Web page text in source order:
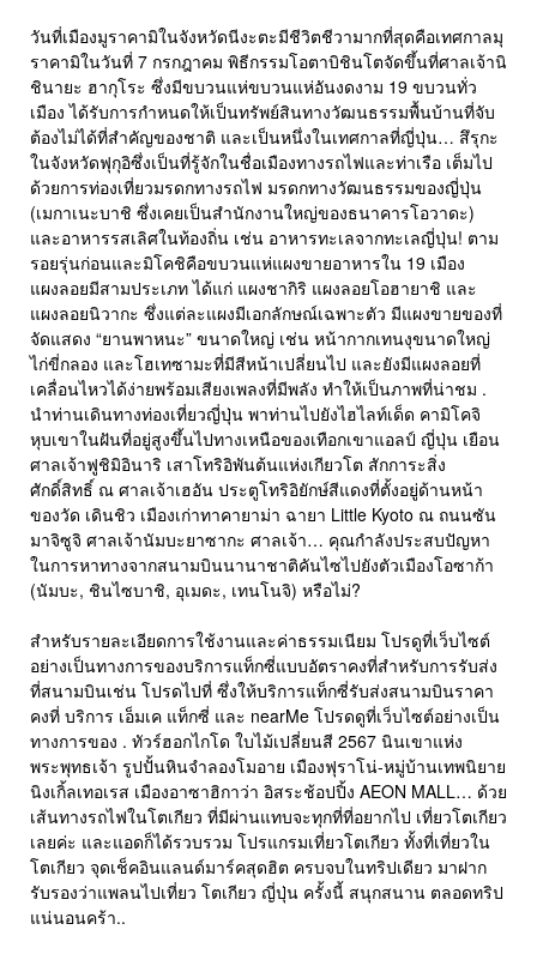
วันที่เมืองมูราคามิในจังหวัดนีงะตะมีชีวิตชีวามากที่สุดคือเทศกาลมุ
ราคามิในวันที่ 7 กรกฎาคม พิธีกรรมโอตาบิชินโตจัดขึ้นที่ศาลเจ้านิ
ชินายะ ฮากุโระ ซึ่งมีขบวนแห่ขบวนแห่อันงดงาม 19 ขบวนทั่ว
เมือง ได้รับการกำหนดให้เป็นทรัพย์สินทางวัฒนธรรมพื้นบ้านที่จับ
ต้องไม่ได้ที่สำคัญของชาติ และเป็นหนึ่งในเทศกาลที่ญี่ปุ่น… สึรุกะ
ในจังหวัดฟุกุอิซึ่งเป็นที่รู้จักในชื่อเมืองทางรถไฟและท่าเรือ เต็มไป
ด้วยการท่องเที่ยวมรดกทางรถไฟ มรดกทางวัฒนธรรมของญี่ปุ่น
(เมกาเนะบาชิ ซึ่งเคยเป็นสำนักงานใหญ่ของธนาคารโอวาดะ)
และอาหารรสเลิศในท้องถิ่น เช่น อาหารทะเลจากทะเลญี่ปุ่น! ตาม
รอยรุ่นก่อนและมิโคชิคือขบวนแห่แผงขายอาหารใน 19 เมือง
แผงลอยมีสามประเภท ได้แก่ แผงชากิริ แผงลอยโอฮายาชิ และ
แผงลอยนิวากะ ซึ่งแต่ละแผงมีเอกลักษณ์เฉพาะตัว มีแผงขายของที่
จัดแสดง “ยานพาหนะ” ขนาดใหญ่ เช่น หน้ากากเทนงุขนาดใหญ่
ไก่ขี่กลอง และโฮเทซามะที่มีสีหน้าเปลี่ยนไป และยังมีแผงลอยที่
เคลื่อนไหวได้ง่ายพร้อมเสียงเพลงที่มีพลัง ทำให้เป็นภาพที่น่าชม .
นำท่านเดินทางท่องเที่ยวญี่ปุ่น พาท่านไปยังไฮไลท์เด็ด คามิโคจิ
หุบเขาในฝันที่อยู่สูงขึ้นไปทางเหนือของเทือกเขาแอลป์ ญี่ปุ่น เยือน
ศาลเจ้าฟูชิมิอินาริ เสาโทริอิพันต้นแห่งเกียวโต สักการะสิ่ง
ศักดิ์สิทธิ์ ณ ศาลเจ้าเฮอัน ประตูโทริอิยักษ์สีแดงที่ตั้งอยู่ด้านหน้า
ของวัด เดินชิว เมืองเก่าทาคายาม่า ฉายา Little Kyoto ณ ถนนซัน
มาจิซูจิ ศาลเจ้านัมบะยาซากะ ศาลเจ้า… คุณกำลังประสบปัญหา
ในการหาทางจากสนามบินนานาชาติคันไซไปยังตัวเมืองโอซาก้า
(นัมบะ, ชินไซบาชิ, อุเมดะ, เทนโนจิ) หรือไม่?
สำหรับรายละเอียดการใช้งานและค่าธรรมเนียม โปรดูที่เว็บไซต์
อย่างเป็นทางการของบริการแท็กซี่แบบอัตราคงที่สำหรับการรับส่ง
ที่สนามบินเช่น โปรดไปที่ ซึ่งให้บริการแท็กซี่รับส่งสนามบินราคา
คงที่ บริการ เอ็มเค แท็กซี่ และ nearMe โปรดดูที่เว็บไซต์อย่างเป็น
ทางการของ . ทัวร์ฮอกไกโด ใบไม้เปลี่ยนสี 2567 นินเขาแห่ง
พระพุทธเจ้า รูปปั้นหินจำลองโมอาย เมืองฟุราโน่-หมู่บ้านเทพนิยาย
นิงเกิ้ลเทอเรส เมืองอาซาฮิกาว่า อิสระช้อปปิ้ง AEON MALL… ด้วย
เส้นทางรถไฟในโตเกียว ที่มีผ่านแทบจะทุกที่ที่อยากไป เที่ยวโตเกียว
เลยค่ะ และแอดก็ได้รวบรวม โปรแกรมเที่ยวโตเกียว ทั้งที่เที่ยวใน
โตเกียว จุดเช็คอินแลนด์มาร์คสุดฮิต ครบจบในทริปเดียว มาฝาก
รับรองว่าแพลนไปเที่ยว โตเกียว ญี่ปุ่น ครั้งนี้ สนุกสนาน ตลอดทริป
แน่นอนคร้า..